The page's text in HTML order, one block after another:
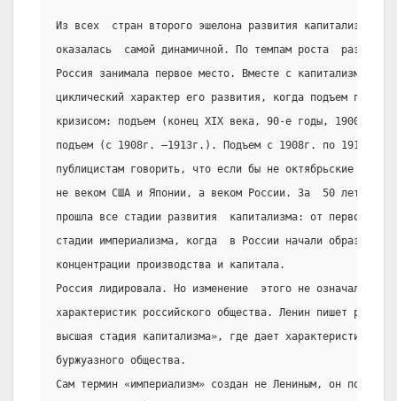
Из всех  стран второго эшелона развития капитализма,
оказалась  самой динамичной. По темпам роста  развитой
Россия занимала первое место. Вместе с капитализмом
циклический характер его развития, когда подъем
кризисом: подъем (конец XIX века, 90-е годы, 1900г.),
подъем (с 1908г. –1913г.). Подъем с 1908г. по 1913г.
публицистам говорить, что если бы не октябрьские
не веком США и Японии, а веком России. За  50 лет (с60
прошла все стадии развития  капитализма: от
стадии империализма, когда  в России начали
концентрации производства и капитала.
Россия лидировала. Но изменение  этого не означало
характеристик российского общества. Ленин пишет работу
высшая стадия капитализма», где дает характеристику
буржуазного общества.
Сам термин «империализм» создан не Лениным, он